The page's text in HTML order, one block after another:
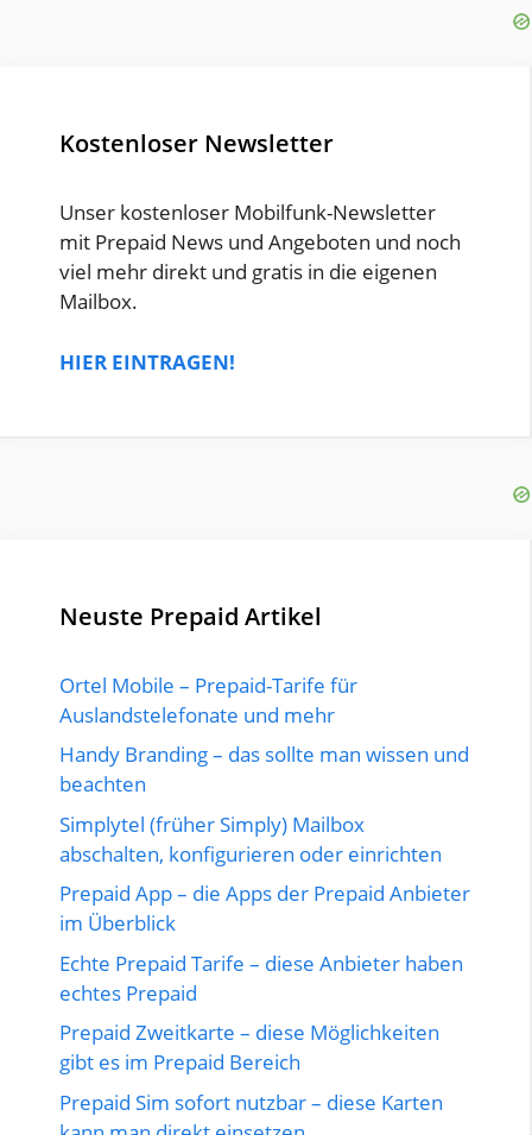
Kostenloser Newsletter
Unser kostenloser Mobilfunk-Newsletter
mit Prepaid News und Angeboten und noch
viel mehr direkt und gratis in die eigenen
Mailbox.
HIER EINTRAGEN!
Neuste Prepaid Artikel
Ortel Mobile – Prepaid-Tarife für
Auslandstelefonate und mehr
Handy Branding – das sollte man wissen und
beachten
Simplytel (früher Simply) Mailbox
abschalten, konfigurieren oder einrichten
Prepaid App – die Apps der Prepaid Anbieter
im Überblick
Echte Prepaid Tarife – diese Anbieter haben
echtes Prepaid
Prepaid Zweitkarte – diese Möglichkeiten
gibt es im Prepaid Bereich
Prepaid Sim sofort nutzbar – diese Karten